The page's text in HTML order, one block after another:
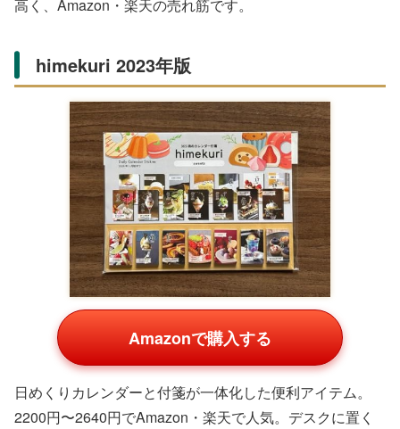
Amazonで購入する
A5サイズのノートで、ビジネスからプライベートまで対
応。耐久性のあるカバーと高品質紙が特徴で、入社祝いや
転職祝いに適したギフト。Amazon・楽天で社会人向けに
支持され、方眼や無地を選べるバリエーションが豊富で
す。